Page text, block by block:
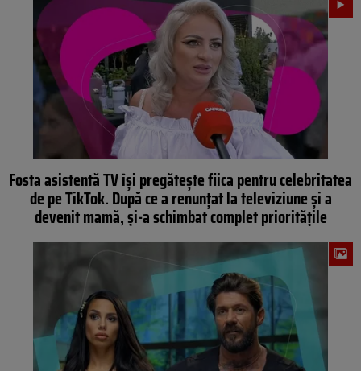
Fosta asistentă TV își pregătește fiica pentru celebritatea
de pe TikTok. După ce a renunțat la televiziune și a
devenit mamă, și-a schimbat complet prioritățile